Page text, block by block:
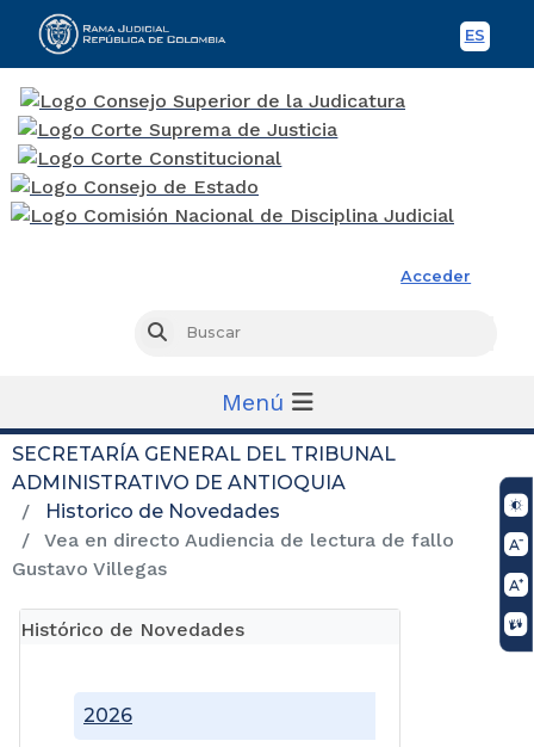
ES
Acceder
Buscar
Menú
SECRETARÍA GENERAL DEL TRIBUNAL
ADMINISTRATIVO DE ANTIOQUIA
Historico de Novedades
Vea en directo Audiencia de lectura de fallo
Gustavo Villegas
Histórico de Novedades
2026